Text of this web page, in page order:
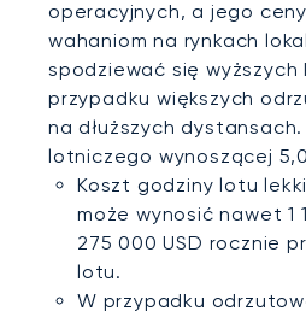
operacyjnych, a jego
wahaniom na rynkach
spodziewać się wyższych
przypadku większych
na dłuższych
lotniczego wynoszącej
Koszt godziny lotu
może wynosić nawet 1
275 000 USD rocznie
lotu.
W przypadku